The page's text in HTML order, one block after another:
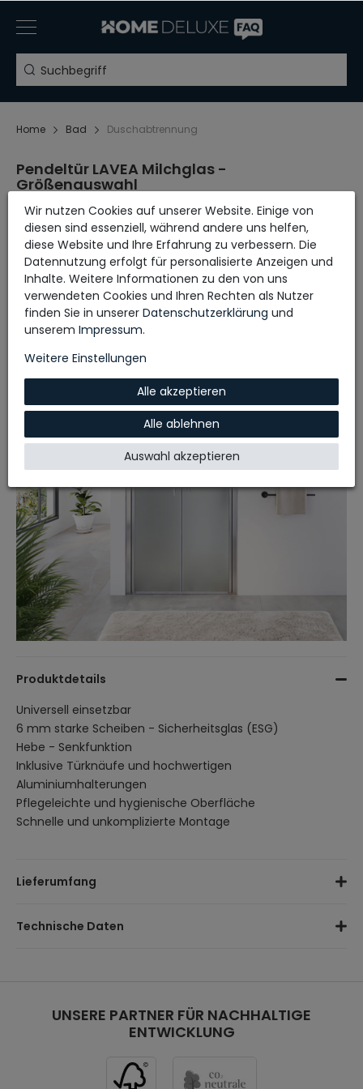
Home Bad Duschabtrennung
Pendeltür LAVEA Milchglas -
Größenauswahl
BREITE X HÖHE
Aufbauanleitung
Produktdetails
Universell einsetzbar
6 mm starke Scheiben - Sicherheitsglas (ESG)
Hebe - Senkfunktion
Inklusive Türknäufe und hochwertigen
Aluminiumhalterungen
Pflegeleichte und hygienische Oberfläche
Schnelle und unkomplizierte Montage
Lieferumfang
Zubehör
Technische Daten
Stärke:6 mm
UNSERE PARTNER FÜR NACHHALTIGE
ENTWICKLUNG
Wir nutzen Cookies auf unserer Website. Einige von
diesen sind essenziell, während andere uns helfen,
diese Website und Ihre Erfahrung zu verbessern. Die
Datennutzung erfolgt für personalisierte Anzeigen und
Inhalte. Weitere Informationen zu den von uns
verwendeten Cookies und Ihren Rechten als Nutzer
finden Sie in unserer Daten­schutz­erklärung und
unserem Impressum.
Weitere Einstellungen
Alle akzeptieren
Alle ablehnen
Auswahl akzeptieren